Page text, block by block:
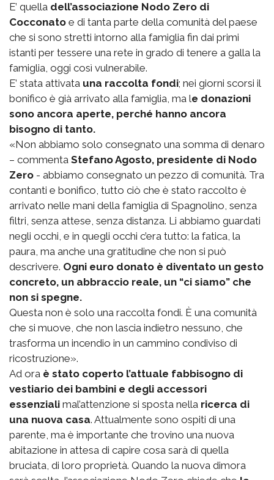
E’ quella dell’associazione Nodo Zero di
Cocconato e di tanta parte della comunità del paese
che si sono stretti intorno alla famiglia fin dai primi
istanti per tessere una rete in grado di tenere a galla la
famiglia, oggi così vulnerabile.
E’ stata attivata una raccolta fondi; nei giorni scorsi il
bonifico è già arrivato alla famiglia, ma le donazioni
sono ancora aperte, perché hanno ancora
bisogno di tanto.
«Non abbiamo solo consegnato una somma di denaro
– commenta Stefano Agosto, presidente di Nodo
Zero - abbiamo consegnato un pezzo di comunità. Tra
contanti e bonifico, tutto ciò che è stato raccolto è
arrivato nelle mani della famiglia di Spagnolino, senza
filtri, senza attese, senza distanza. Li abbiamo guardati
negli occhi, e in quegli occhi c’era tutto: la fatica, la
paura, ma anche una gratitudine che non si può
descrivere. Ogni euro donato è diventato un gesto
concreto, un abbraccio reale, un “ci siamo” che
non si spegne.
Questa non è solo una raccolta fondi. È una comunità
che si muove, che non lascia indietro nessuno, che
trasforma un incendio in un cammino condiviso di
ricostruzione».
Ad ora è stato coperto l’attuale fabbisogno di
vestiario dei bambini e degli accessori
essenziali mal’attenzione si sposta nella ricerca di
una nuova casa. Attualmente sono ospiti di una
parente, ma è importante che trovino una nuova
abitazione in attesa di capire cosa sarà di quella
bruciata, di loro proprietà. Quando la nuova dimora